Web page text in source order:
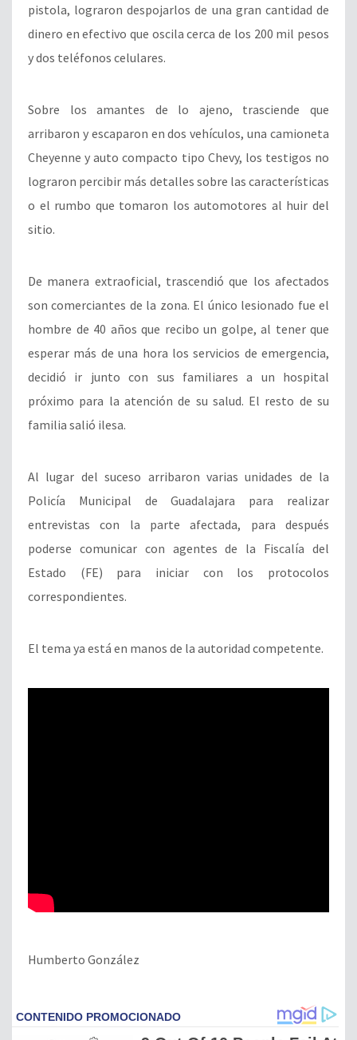
pistola, lograron despojarlos de una gran cantidad de
dinero en efectivo que oscila cerca de los 200 mil pesos
y dos teléfonos celulares.
Sobre los amantes de lo ajeno, trasciende que
arribaron y escaparon en dos vehículos, una camioneta
Cheyenne y auto compacto tipo Chevy, los testigos no
lograron percibir más detalles sobre las características
o el rumbo que tomaron los automotores al huir del
sitio.
De manera extraoficial, trascendió que los afectados
son comerciantes de la zona. El único lesionado fue el
hombre de 40 años que recibo un golpe, al tener que
esperar más de una hora los servicios de emergencia,
decidió ir junto con sus familiares a un hospital
próximo para la atención de su salud. El resto de su
familia salió ilesa.
Al lugar del suceso arribaron varias unidades de la
Policía Municipal de Guadalajara para realizar
entrevistas con la parte afectada, para después
poderse comunicar con agentes de la Fiscalía del
Estado (FE) para iniciar con los protocolos
correspondientes.
El tema ya está en manos de la autoridad competente.
Humberto González